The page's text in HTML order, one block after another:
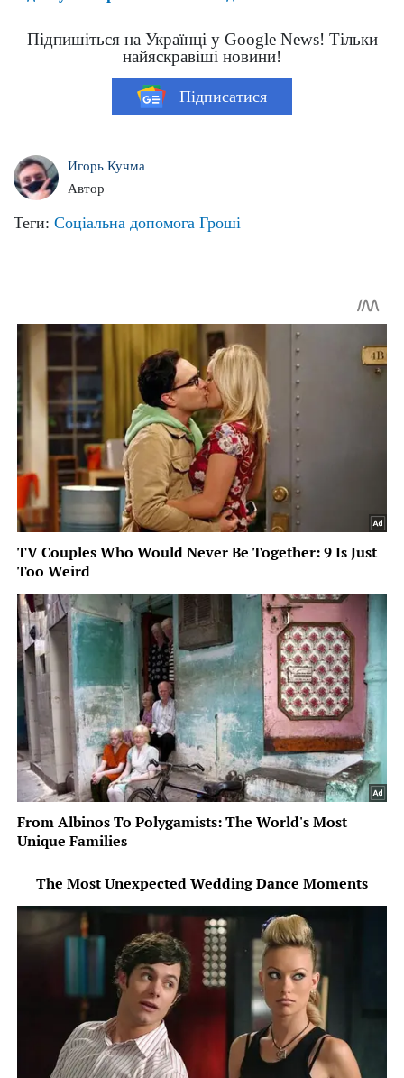
Підпишіться на Українці у Google News! Тільки
найяскравіші новини!
Підписатися
Игорь Кучма
Автор
Теги: Соціальна допомога Гроші